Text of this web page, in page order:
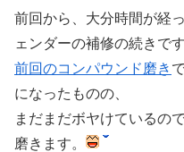
前回から、大分時間が経
ェンダーの補修の続きです
前回のコンパウンド磨き
になったものの、
まだまだボヤけているの
磨きます。